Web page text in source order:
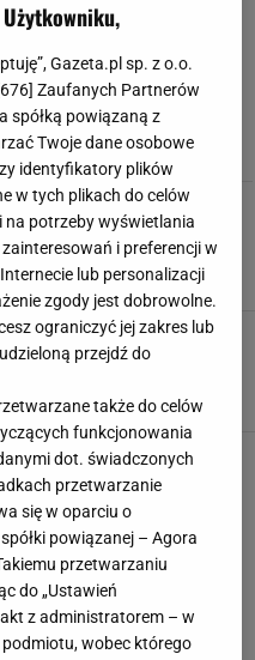
przy wannie wolnostojącej?
WOLNOSTOJĄCA ŁAZIENKA
- w jakiej łazience
TRENDY
NAJNOWSZE
do małego mieszkania.
pod łóżko
do łask. Polacy na
Gazeta.pl sp. z o.o.
676] Zaufanych Partnerów
spółką powiązaną z
Twoje dane osobowe
identyfikatory plików
w tych plikach do celów
na potrzeby wyświetlania
i preferencji w
lub personalizacji
zgody jest dobrowolne.
ograniczyć jej zakres lub
przejdź do
także do celów
funkcjonowania
dot. świadczonych
przetwarzanie
się w oparciu o
powiązanej – Agora
przetwarzaniu
do „Ustawień
z administratorem – w
wobec którego